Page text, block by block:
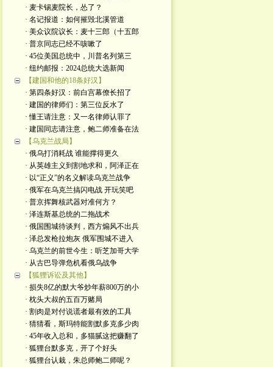
· 麦卡锡麦院长，怂了？
· 名记报道：如何摧毁北溪管道
· 美众议院议长：麦十三郎（十五郎
· 普京同志已经不咳嗽了
· 45位美国总统中，川普名列第三
· 纽约邮报：2024总统大选新闻
【建国和他的18条好汉】
· 第四条好汉：前白宫幕僚长招了
· 建国的律师们：第三位反水了
· 懂王请注意：又一名律师认罪了
· 建国同志请注意，鲍二师准备在法
【乌克兰战局】
· 俄乌打消耗战 谁能撑得更久
· 从英雄主义到割地求和，阿泽正在
· 以“正义”的名义解读乌克兰战争
· 俄军在乌克兰搞闪电战 开玩笑吧
· 普京挥舞核武器对准何方？
· 泽连斯基总统的二拖战术
· 俄国围城待谈判，西方煽风不出兵
· 泽总发枪拉炮灰 俄军围城不进入
· 乌克兰的前世今生：听芝加哥大学
· 从古巴导弹危机看俄乌战争
【狐狸诉讼及其他】
· 损失8亿的默大爷炒年薪800万的小
· 枕头大叔的五百万赌局
· 割肉是对付说谎者最有效的工具
· 猜猜看，斯玛特能割默多克多少肉
· 45年收入总和，多猫腻这把赚翻了
· 狐狸台默多克，开了个好头
· 狐狸台认栽，朱总师鲍二师呢？